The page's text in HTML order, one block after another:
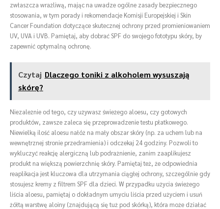
zwłaszcza wrażliwą, mając na uwadze ogólne zasady bezpiecznego
stosowania, w tym porady i rekomendacje Komisji Europejskiej i Skin
Cancer Foundation dotyczące skutecznej ochrony przed promieniowaniem
UV, UVA i UVB. Pamiętaj, aby dobrać SPF do swojego fototypu skóry, by
zapewnić optymalną ochronę.
Czytaj Dlaczego toniki z alkoholem wysuszają
skórę?
Niezależnie od tego, czy używasz świeżego aloesu, czy gotowych
produktów, zawsze zaleca się przeprowadzenie testu płatkowego.
Niewielką ilość aloesu nałóż na mały obszar skóry (np. za uchem lub na
wewnętrznej stronie przedramienia) i odczekaj 24 godziny. Pozwoli to
wykluczyć reakcję alergiczną lub podrażnienie, zanim zaaplikujesz
produkt na większą powierzchnię skóry. Pamiętaj też, że odpowiednia
reaplikacja jest kluczowa dla utrzymania ciągłej ochrony, szczególnie gdy
stosujesz kremy z filtrem SPF dla dzieci. W przypadku użycia świeżego
liścia aloesu, pamiętaj o dokładnym umyciu liścia przed użyciem i usuń
żółtą warstwę aloiny (znajdującą się tuż pod skórką), która może działać